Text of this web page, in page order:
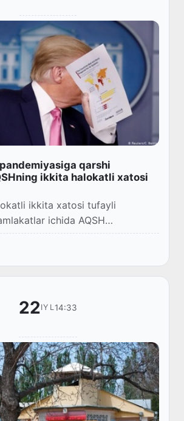
qarshi
ikkita halokatli xatosi
ikkita xatosi tufayli
ichida AQSH
eng koʻp aziyat chekdi, deb
jurnali.
22IYL14:33